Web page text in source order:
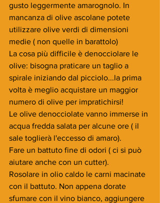
gusto leggermente amarognolo. In
mancanza di olive ascolane potete
utilizzare olive verdi di dimensioni
medie ( non quelle in barattolo)
La cosa più difficile è denocciolare le
olive: bisogna praticare un taglio a
spirale iniziando dal picciolo...la prima
volta è meglio acquistare un maggior
numero di olive per impratichirsi!
Le olive denocciolate vanno immerse in
acqua fredda salata per alcune ore ( il
sale toglierà l'eccesso di amaro).
Fare un battuto fine di odori ( ci si può
aiutare anche con un cutter).
Rosolare in olio caldo le carni macinate
con il battuto. Non appena dorate
sfumare con il vino bianco, aggiungere